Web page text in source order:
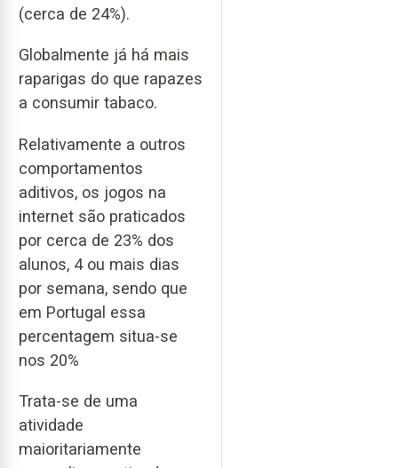
(cerca de 24%).
Globalmente já há mais
raparigas do que rapazes
a consumir tabaco.
Relativamente a outros
comportamentos
aditivos, os jogos na
internet são praticados
por cerca de 23% dos
alunos, 4 ou mais dias
por semana, sendo que
em Portugal essa
percentagem situa-se
nos 20%
Trata-se de uma
atividade
maioritariamente